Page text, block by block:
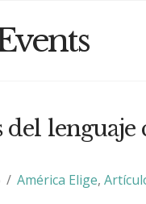
del
América Elige,